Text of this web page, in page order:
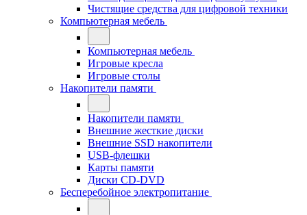
Чистящие средства для цифровой техники
Компьютерная мебель
Компьютерная мебель
Игровые кресла
Игровые столы
Накопители памяти
Накопители памяти
Внешние жесткие диски
Внешние SSD накопители
USB-флешки
Карты памяти
Диски CD-DVD
Бесперебойное электропитание